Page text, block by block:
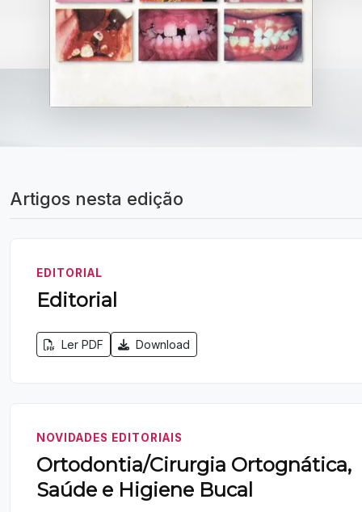
Artigos nesta edição
EDITORIAL
Editorial
Ler PDF Download
NOVIDADES EDITORIAIS
Ortodontia/Cirurgia Ortognática,
Saúde e Higiene Bucal